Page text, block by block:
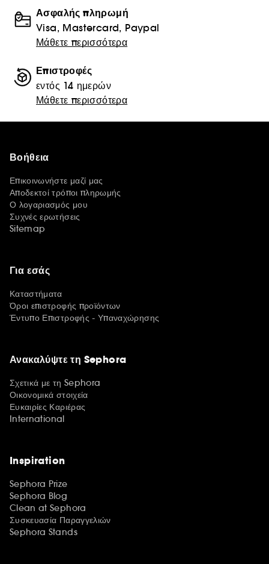
Ασφαλής πληρωμή
Visa, Mastercard, Paypal
Μάθετε περισσότερα
Επιστροφές
εντός 14 ημερών
Μάθετε περισσότερα
Βοήθεια
Επικοινωνήστε μαζί μας
Αποδεκτοί τρόποι πληρωμής
Ο λογαριασμός μου
Συχνές ερωτήσεις
Sitemap
Για εσάς
Καταστήματα
Όροι επιστροφής προϊόντων
Έντυπο Επιστροφής - Υπαναχώρησης
Ανακαλύψτε τη Sephora
Σχετικά με τη Sephora
Οικονομικά στοιχεία
Ευκαιρίες Καριέρας
International
Inspiration
Sephora Prize
Sephora Blog
Clean at Sephora
Συσκευασία Παραγγελιών
Sephora Stands